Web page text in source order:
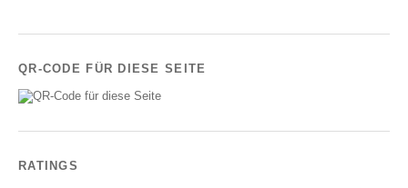
QR-CODE FÜR DIESE SEITE
RATINGS